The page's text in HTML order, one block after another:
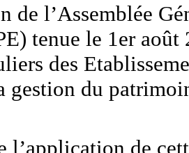
de l’Assemblée
tenue le 1er août
des
gestion du
l’application de